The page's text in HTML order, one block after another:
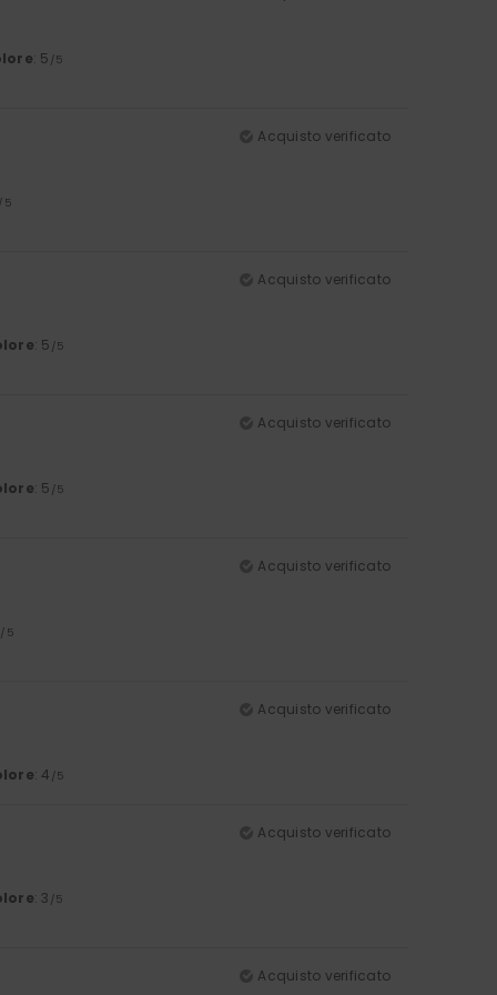
: 5 /5
Acquisto verificato
/5
Acquisto verificato
: 5 /5
Acquisto verificato
: 5 /5
Acquisto verificato
/5
Acquisto verificato
: 4 /5
Acquisto verificato
: 3 /5
Acquisto verificato